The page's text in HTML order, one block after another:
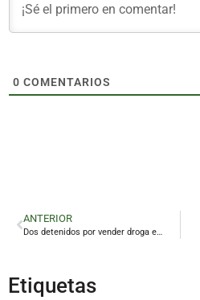
0 COMENTARIOS
ANTERIOR
Dos detenidos por vender droga en un piso de Linares que usaban también como ‘fumadero’
Etiquetas